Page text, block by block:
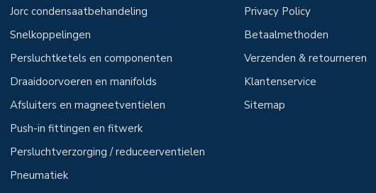
Jorc condensaatbehandeling
Snelkoppelingen
Persluchtketels en componenten
Draaidoorvoeren en manifolds
Afsluiters en magneetventielen
Push-in fittingen en fitwerk
Persluchtverzorging / reduceerventielen
Pneumatiek
Privacy Policy
Betaalmethoden
Verzenden & retourneren
Klantenservice
Sitemap